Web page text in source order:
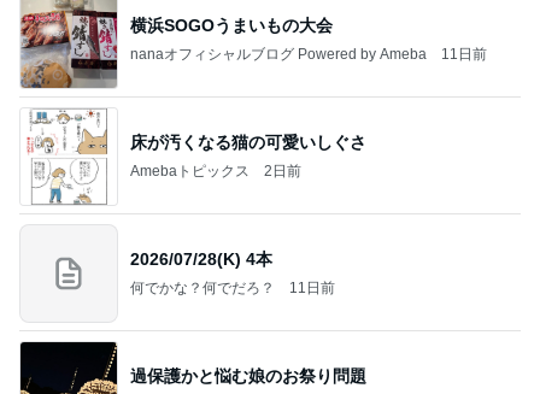
横浜SOGOうまいもの大会
nanaオフィシャルブログ Powered by Ameba 11日前
床が汚くなる猫の可愛いしぐさ
Amebaトピックス 2日前
2026/07/28(K) 4本
何でかな？何でだろ？ 11日前
過保護かと悩む娘のお祭り問題